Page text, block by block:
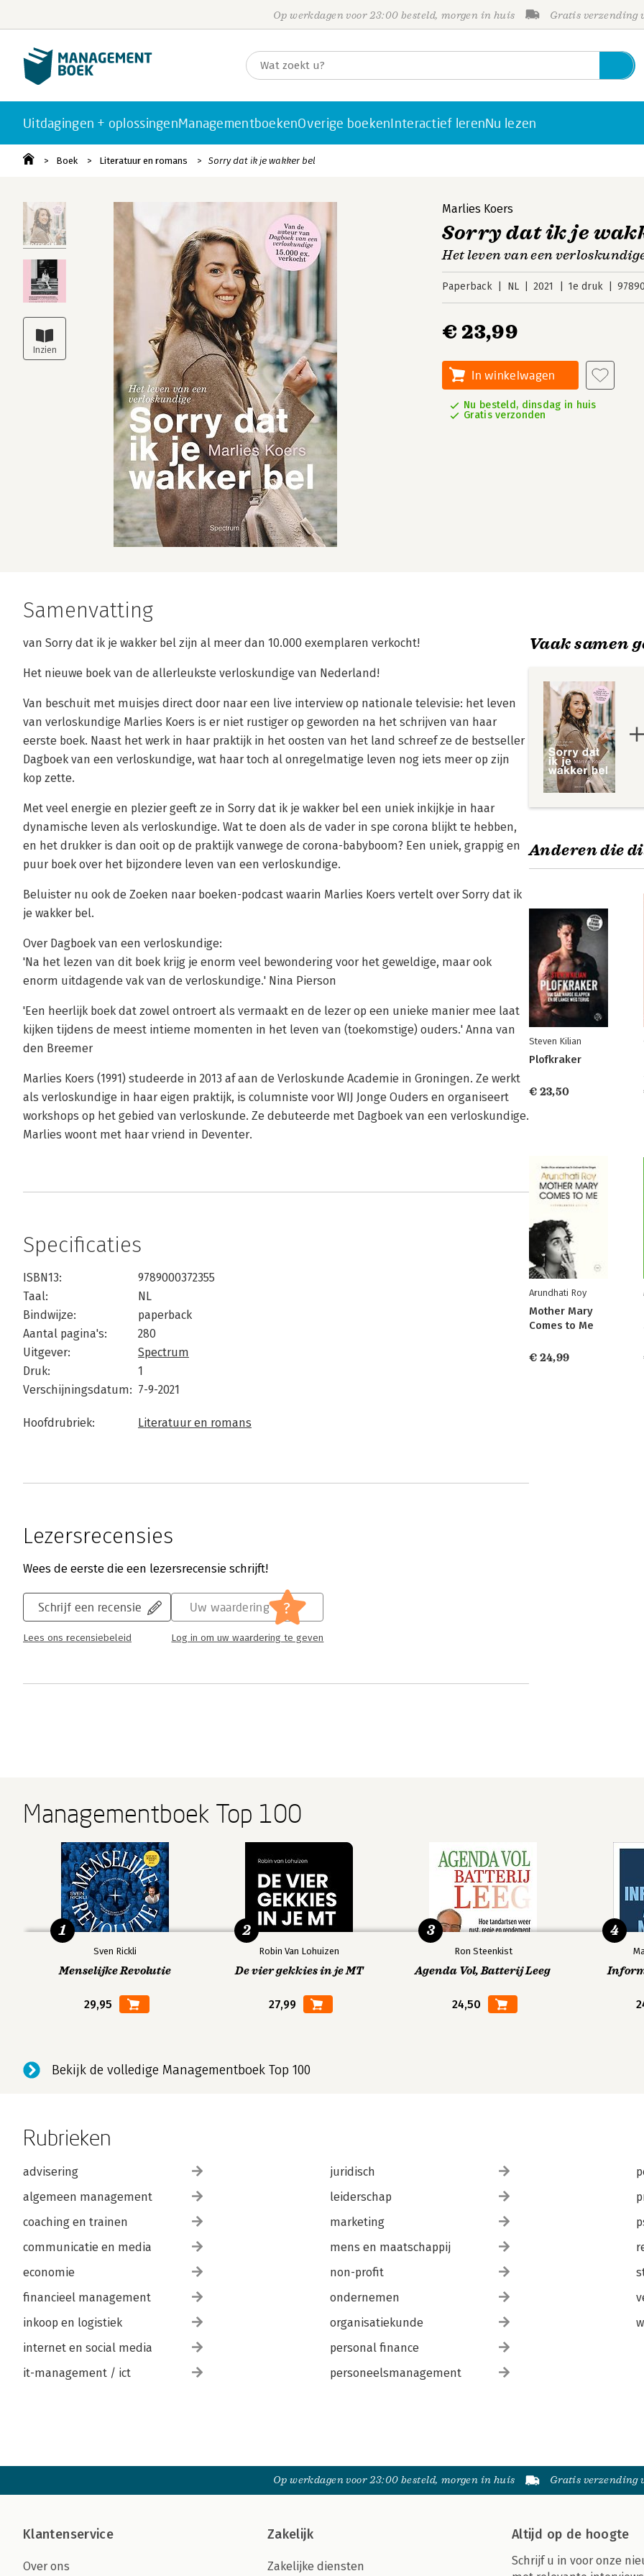
Op werkdagen voor 23:00 besteld, morgen in huis Gratis verzending
Uitdagingen + oplossingenManagementboekenOverige boekenInteractief lerenNu lezen
Boek Literatuur en romans Sorry dat ik je wakker bel
Marlies Koers
Sorry dat ik je
Het leven van een
Paperback NL 2021 1e druk
€ 23,99
In winkelwagen
Nu besteld, dinsdag in huis
Gratis verzonden
Samenvatting
van Sorry dat ik je wakker bel zijn al meer dan 10.000 exemplaren verkocht!
Het nieuwe boek van de allerleukste verloskundige van Nederland!
Van beschuit met muisjes direct door naar een live interview op nationale televisie: het leven
van verloskundige Marlies Koers is er niet rustiger op geworden na het schrijven van haar
eerste boek. Naast het werk in haar praktijk in het oosten van het land schreef ze de bestseller
Dagboek van een verloskundige, wat haar toch al onregelmatige leven nog iets meer op zijn
kop zette.
Met veel energie en plezier geeft ze in Sorry dat ik je wakker bel een uniek inkijkje in haar
dynamische leven als verloskundige. Wat te doen als de vader in spe corona blijkt te hebben,
en het drukker is dan ooit op de praktijk vanwege de corona-babyboom? Een uniek, grappig en
puur boek over het bijzondere leven van een verloskundige.
Beluister nu ook de Zoeken naar boeken-podcast waarin Marlies Koers vertelt over Sorry dat ik
je wakker bel.
Over Dagboek van een verloskundige:
'Na het lezen van dit boek krijg je enorm veel bewondering voor het geweldige, maar ook
enorm uitdagende vak van de verloskundige.' Nina Pierson
'Een heerlijk boek dat zowel ontroert als vermaakt en de lezer op een unieke manier mee laat
kijken tijdens de meest intieme momenten in het leven van (toekomstige) ouders.' Anna van
den Breemer
Marlies Koers (1991) studeerde in 2013 af aan de Verloskunde Academie in Groningen. Ze werkt
als verloskundige in haar eigen praktijk, is columniste voor WIJ Jonge Ouders en organiseert
workshops op het gebied van verloskunde. Ze debuteerde met Dagboek van een verloskundige.
Marlies woont met haar vriend in Deventer.
Specificaties
ISBN13:
9789000372355
Taal:
NL
Bindwijze:
paperback
Aantal pagina's:
280
Uitgever:
Spectrum
Druk:
1
Verschijningsdatum: 7-9-2021
Hoofdrubriek: Literatuur en romans
Lezersrecensies
Wees de eerste die een lezersrecensie schrijft!
Schrijf een recensie
Lees ons recensiebeleid
Uw waardering ?
Log in om uw waardering te geven
Vaak samen
Anderen die
Steven Kilian
Plofkraker
€ 23,50
Arundhati Roy
Mother Mary
Comes to Me
€ 24,99
Managementboek Top 100
Sven Rickli
Menselijke Revolutie
29,95
1
Robin Van Lohuizen
De vier gekkies in je MT
27,99
2
Ron Steenkist
Agenda Vol, Batterij Leeg
24,50
3 4
Bekijk de volledige Managementboek Top 100
Rubrieken
advisering
algemeen management
coaching en trainen
communicatie en media
economie
financieel management
inkoop en logistiek
internet en social media
it-management / ict
juridisch
leiderschap
marketing
mens en maatschappij
non-profit
ondernemen
organisatiekunde
personal finance
personeelsmanagement
Op werkdagen voor 23:00 besteld, morgen in huis Gratis verzending
Klantenservice
Over ons
Zakelijk
Zakelijke diensten
Altijd op de hoogte
Schrijf u in voor onze